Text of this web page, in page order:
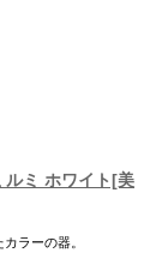
ミ ホワイト[美
ラーの器。